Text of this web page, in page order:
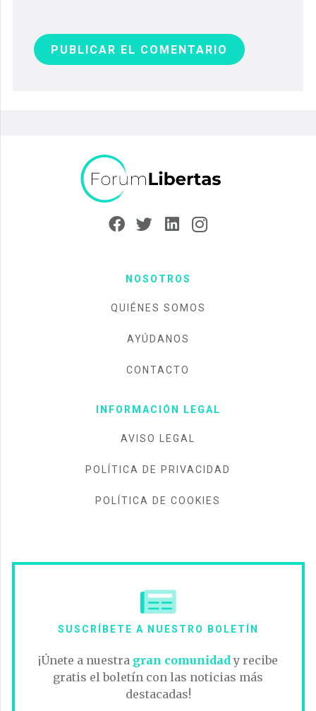
PUBLICAR EL COMENTARIO
NOSOTROS
QUIÉNES SOMOS
AYÚDANOS
CONTACTO
INFORMACIÓN LEGAL
AVISO LEGAL
POLÍTICA DE PRIVACIDAD
POLÍTICA DE COOKIES
SUSCRÍBETE A NUESTRO BOLETÍN
¡Únete a nuestra gran comunidad y recibe
gratis el boletín con las noticias más
destacadas!